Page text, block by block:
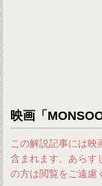
映画「
この解説記事には映
含まれます。あらす
の方は閲覧をご遠慮